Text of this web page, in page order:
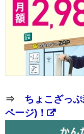
⇒ ちょこざっ
ページ)！